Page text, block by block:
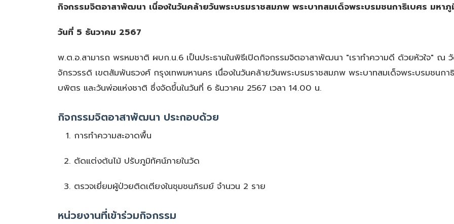
กิจกรรมจิตอาสาพัฒนา เนื่องในวันคล้ายวันพระบรมราชสมภพ พระบาทสมเด็จพระบรมชนกาธิเบศร มห
วันที่ 5 ธันวาคม 2567
พ.ต.อ.สามารถ พรหมชาติ ผบก.น.6 เป็นประธานในพิธีเปิดกิจกรรมจิตอาสาพัฒนา "เราทำความดี ด้วยหัวใจ" ณ
จักรวรรดิ เขตสัมพันธวงศ์ กรุงเทพมหานคร เนื่องในวันคล้ายวันพระบรมราชสมภพ พระบาทสมเด็จพระบรมชนก
บพิตร และวันพ่อแห่งชาติ ซึ่งจัดขึ้นในวันที่ 6 ธันวาคม 2567 เวลา 14.00 น.
กิจกรรมจิตอาสาพัฒนา ประกอบด้วย
การทำความสะอาดพื้น
ตัดแต่งต้นไม้ ปรับภูมิทัศน์ภายในวัด
ตรวจเยี่ยมผู้ป่วยติดเตียงในชุมชนภิรมย์ จำนวน 2 ราย
หน่วยงานที่เข้าร่วมกิจกรรม